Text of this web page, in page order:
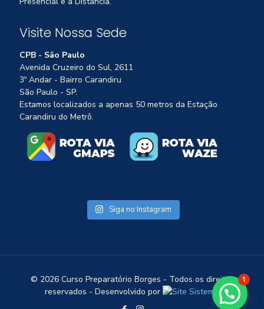
Visite Nossa Sede
CPB - São Paulo
Avenida Cruzeiro do Sul, 2611
3º Andar - Bairro Carandiru
São Paulo - SP.
Estamos localizados a apenas 50 metros da Estação
Carandiru do Metrô.
Siga no Instagram
© 2026 Curso Preparatório Borges - Todos os direitos
reservados - Desenvolvido por
1